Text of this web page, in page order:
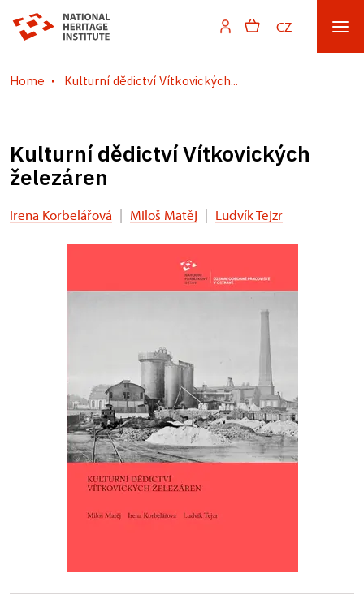
CZ
Home Kulturní dědictví Vítkovických...
Kulturní dědictví Vítkovických
železáren
Irena Korbelářová | Miloš Matěj | Ludvík Tejzr